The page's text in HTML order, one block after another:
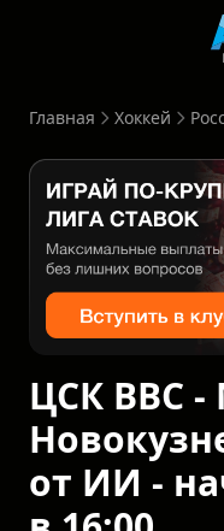
Главная Хоккей
ЦСК ВВС -
от ИИ -